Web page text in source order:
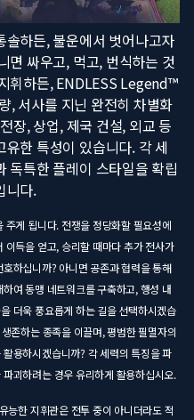
하든, 불운에서 벗어나고자
면 싸우고, 먹고, 번식하는 것
휘하든, ENDLESS Legend™
, 서사를 지닌 완전히 차별화
장, 상업, 제국 건설, 외교 등
한 특성이 있습니다. 각 세
독특한 플레이 스타일을 확립
니다.
게 됩니다. 전쟁을 정당화할 필요성에
득을 얻고, 승리할 때마다 추가 전사가
하십니까? 아니면 공존과 협력을 통해
여 동맹 네트워크를 구축하고, 행성 내
더욱 풍요롭게 하는 길을 선택하시겠습
존하는 종족을 이끌며, 평범한 필멸자의
용하시겠습니까? 각 세력의 특징을 파
괴하려는 경우 유리하게 활용하십시오.
능한 지휘관은 전투 중이 아니더라도 적